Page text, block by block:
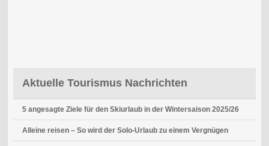
Aktuelle Tourismus Nachrichten
5 angesagte Ziele für den Skiurlaub in der Wintersaison 2025/26
Alleine reisen – So wird der Solo-Urlaub zu einem Vergnügen